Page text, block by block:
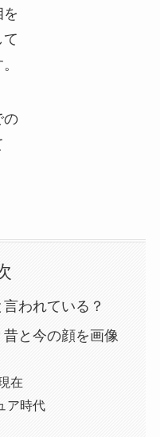
の
われている？
と今の顔を画像
在
ア時代